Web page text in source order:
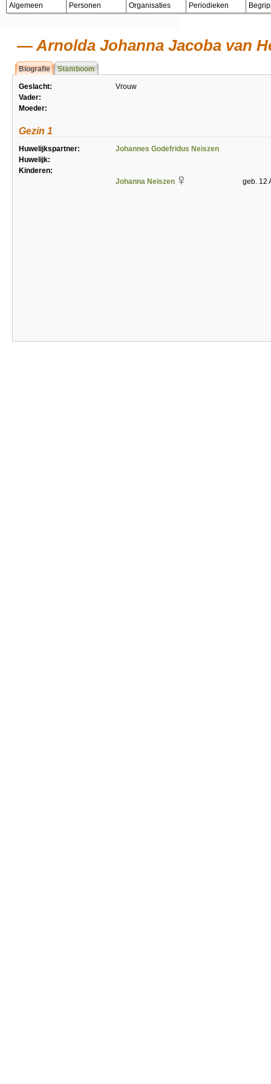
Algemeen Personen Organisaties Periodieken
Arnolda Johanna Jacoba van
Biografie Stamboom
Geslacht:
Vrouw
Vader:
Moeder:
Gezin 1
Huwelijkspartner:
Johannes Godefridus Neiszen
Huwelijk:
Kinderen:
Johanna Neiszen
geb. 12